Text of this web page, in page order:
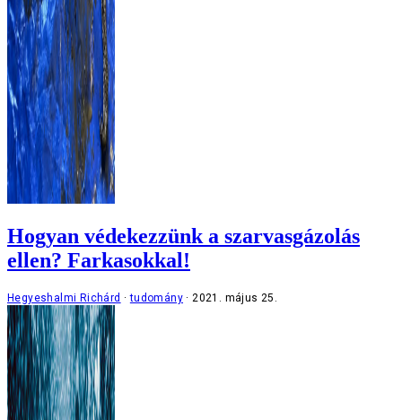
Hogyan védekezzünk a szarvasgázolás
ellen? Farkasokkal!
Hegyeshalmi Richárd tudomány 2021. május 25.